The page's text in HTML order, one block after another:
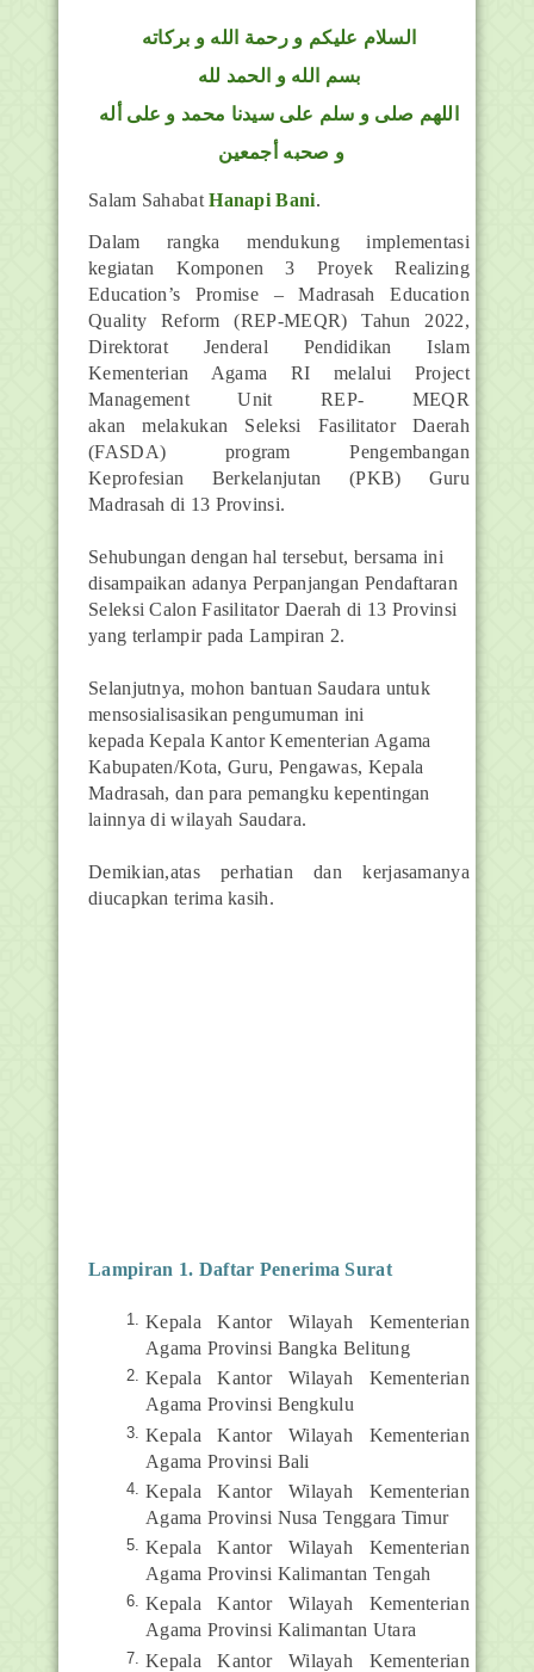
السلام عليكم و رحمة الله و بركاته
بسم الله و الحمد لله
اللهم صلى و سلم على سيدنا محمد و على أله
و صحبه أجمعين
Salam Sahabat Hanapi Bani.
Dalam rangka mendukung implementasi
kegiatan Komponen 3 Proyek Realizing
Education’s Promise – Madrasah Education
Quality Reform (REP-MEQR) Tahun 2022,
Direktorat Jenderal Pendidikan Islam
Kementerian Agama RI melalui Project
Management Unit REP- MEQR
akanmelakukan Seleksi Fasilitator Daerah
(FASDA) program Pengembangan
Keprofesian Berkelanjutan (PKB) Guru
Madrasah di 13 Provinsi.
Sehubungan dengan hal tersebut, bersama ini
disampaikan adanya Perpanjangan Pendaftaran
Seleksi Calon Fasilitator Daerah di 13 Provinsi
yang terlampir padaLampiran 2.
Selanjutnya, mohon bantuan Saudara untuk
mensosialisasikan pengumuman ini
kepadaKepala Kantor Kementerian Agama
Kabupaten/Kota, Guru, Pengawas, Kepala
Madrasah,dan para pemangku kepentingan
lainnya di wilayah Saudara.
Demikian,atas perhatian dan kerjasamanya
diucapkan terima kasih.
Lampiran 1. Daftar Penerima Surat
Kepala Kantor Wilayah Kementerian
Agama Provinsi Bangka Belitung
Kepala Kantor Wilayah Kementerian
Agama Provinsi Bengkulu
Kepala Kantor Wilayah Kementerian
Agama Provinsi Bali
Kepala Kantor Wilayah Kementerian
Agama Provinsi Nusa Tenggara Timur
Kepala Kantor Wilayah Kementerian
Agama Provinsi Kalimantan Tengah
Kepala Kantor Wilayah Kementerian
Agama Provinsi Kalimantan Utara
Kepala Kantor Wilayah Kementerian